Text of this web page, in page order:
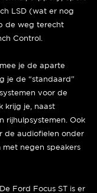
LSD (wat er nog
de weg terecht
Control.
je de aparte
je de “standaard”
voor de
krijg je, naast
rijhulpsystemen. Ook
de audiofielen onder
met negen speakers
Ford Focus ST is er